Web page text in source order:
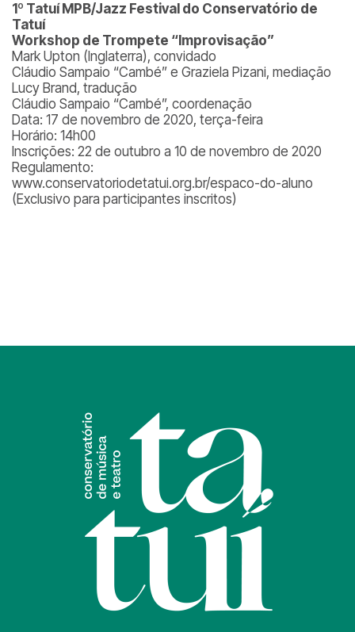
1º Tatuí MPB/Jazz Festival do Conservatório de
Tatuí
Workshop de Trompete “Improvisação”
Mark Upton (Inglaterra), convidado
Cláudio Sampaio “Cambé” e Graziela Pizani, mediação
Lucy Brand, tradução
Cláudio Sampaio “Cambé”, coordenação
Data: 17 de novembro de 2020, terça-feira
Horário: 14h00
Inscrições: 22 de outubro a 10 de novembro de 2020
Regulamento:
www.conservatoriodetatui.org.br/espaco-do-aluno
(Exclusivo para participantes inscritos)